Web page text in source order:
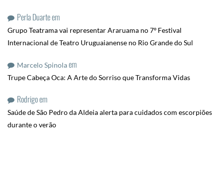
Perla Duarteem
Grupo Teatrama vai representar Araruama no 7º Festival
Internacional de Teatro Uruguaianense no Rio Grande do Sul
Marcelo Spinolaem
Trupe Cabeça Oca: A Arte do Sorriso que Transforma Vidas
Rodrigoem
Saúde de São Pedro da Aldeia alerta para cuidados com escorpiões
durante o verão